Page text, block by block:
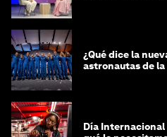
¿Qué dice la
astronautas de la
Día Internacional